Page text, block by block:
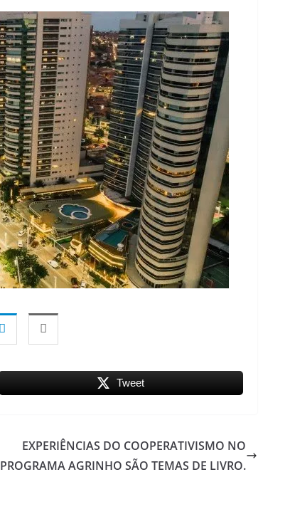
Tweet
EXPERIÊNCIAS DO COOPERATIVISMO NO
PROGRAMA AGRINHO SÃO TEMAS DE LIVRO.